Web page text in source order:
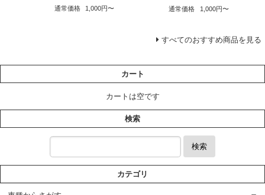
通常価格
1,000円〜
通常価格
1,000円〜
すべてのおすすめ商品を見る
カート
カートは空です
検索
検索
カテゴリ